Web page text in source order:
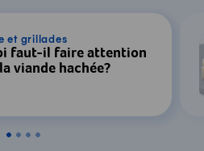
et grillades
faut-il faire attention
viande hachée?